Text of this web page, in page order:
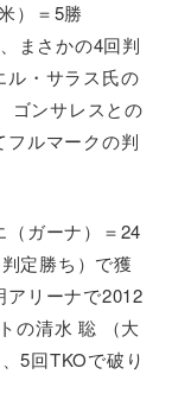
）＝5勝
まさかの4回判
ル・サラス氏の
ゴンサレスとの
フルマークの判
（ガーナ）＝24
定勝ち）で獲
アリーナで2012
の清水 聡 （大
5回TKOで破り